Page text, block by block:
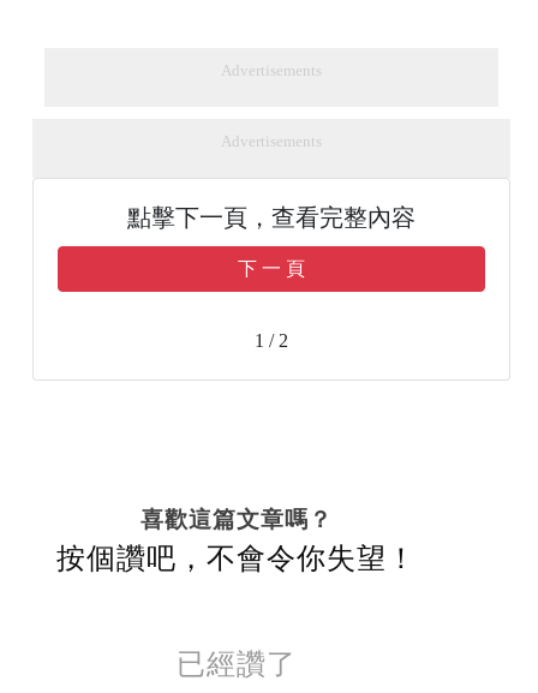
Advertisements
Advertisements
點擊下一頁，查看完整內容
下 一 頁
1 / 2
喜歡這篇文章嗎？
按個讚吧，不會令你失望！
已經讚了